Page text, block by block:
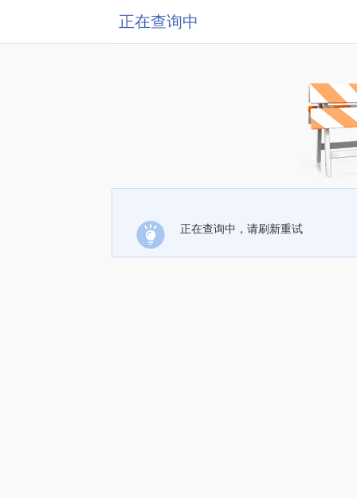
正在查询中
正在查询中，请刷新重试